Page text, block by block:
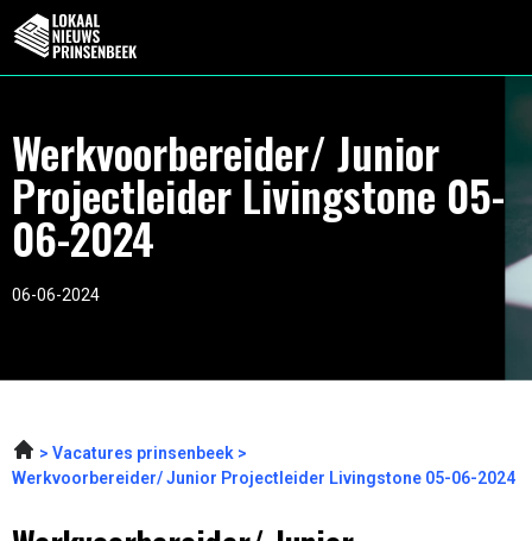
Werkvoorbereider/ Junior
Projectleider Livingstone 05-
06-2024
06-06-2024
Vacatures prinsenbeek
Werkvoorbereider/ Junior Projectleider Livingstone 05-06-2024